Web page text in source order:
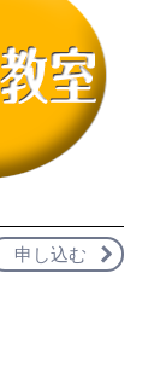
申し込む